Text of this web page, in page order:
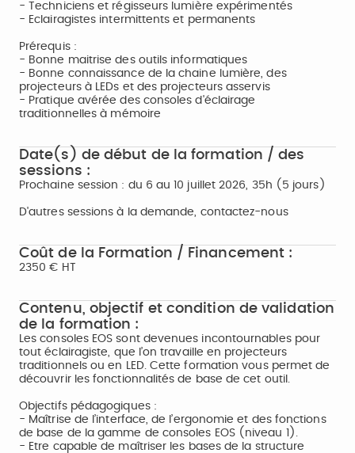
- Techniciens et régisseurs lumière expérimentés
- Eclairagistes intermittents et permanents
Prérequis :
- Bonne maitrise des outils informatiques
- Bonne connaissance de la chaine lumière, des
projecteurs à LEDs et des projecteurs asservis
- Pratique avérée des consoles d'éclairage
traditionnelles à mémoire
Date(s) de début de la formation / des
sessions :
Prochaine session : du 6 au 10 juillet 2026, 35h (5 jours)
D'autres sessions à la demande, contactez-nous
Coût de la Formation / Financement :
2350 € HT
Contenu, objectif et condition de validation
de la formation :
Les consoles EOS sont devenues incontournables pour
tout éclairagiste, que l’on travaille en projecteurs
traditionnels ou en LED. Cette formation vous permet de
découvrir les fonctionnalités de base de cet outil.
Objectifs pédagogiques :
- Maîtrise de l’interface, de l’ergonomie et des fonctions
de base de la gamme de consoles EOS (niveau 1).
- Etre capable de maîtriser les bases de la structure